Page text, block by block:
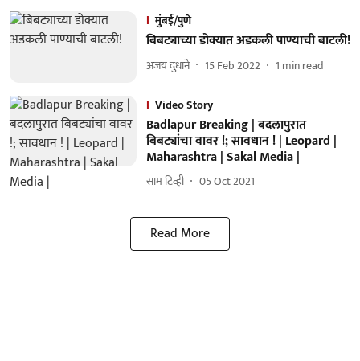
मुंबई/पुणे
बिबट्याच्या डोक्यात अडकली पाण्याची बाटली!
अजय दुधाने 15 Feb 2022 1 min read
Video Story
Badlapur Breaking | बदलापुरात
बिबट्यांचा वावर !; सावधान ! | Leopard |
Maharashtra | Sakal Media |
साम टिव्ही 05 Oct 2021
Read More